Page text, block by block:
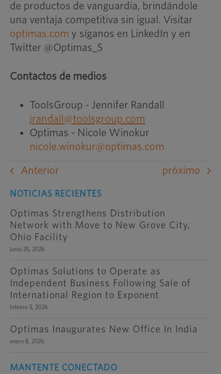
de productos de vanguardia, brindándole
una ventaja competitiva sin igual. Visitar
optimas.com y síganos en LinkedIn y en
Twitter @Optimas_S
Contactos de medios
ToolsGroup - Jennifer Randall
jrandall@toolsgroup.com
Optimas - Nicole Winokur
nicole.winokur@optimas.com
Anterior próximo
NOTICIAS RECIENTES
Optimas Strengthens Distribution
Network with Move to New Grove City,
Ohio Facility
junio 25, 2026
Optimas Solutions to Operate as
Independent Business Following Sale of
International Region to Exponent
febrero 3, 2026
Optimas Inaugurates New Office In India
enero 8, 2026
MANTENTE CONECTADO